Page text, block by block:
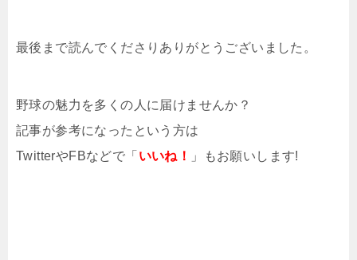
最後まで読んでくださりありがとうございました。
野球の魅力を多くの人に届けませんか？
記事が参考になったという方は
TwitterやFBなどで「 いいね！ 」もお願いします!